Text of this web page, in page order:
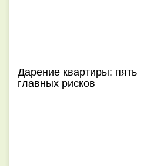
Дарение квартиры: пять
главных рисков